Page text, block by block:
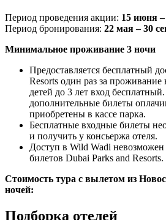
Период проведения акции: 15 июня –
Период бронирования: 22 мая – 30
Минимальное проживание 3 ночи
Предоставляется бесплатный
Resorts один раз за проживание
детей до 3 лет вход
дополнительные билеты
приобретены в кассе парка.
Бесплатные входные билеты
и получить у консьержа отеля.
Доступ в Wild Wadi невозможен
билетов Dubai Parks and Resorts.
Стоимость тура с вылетом из
ночей:
Подборка отелей